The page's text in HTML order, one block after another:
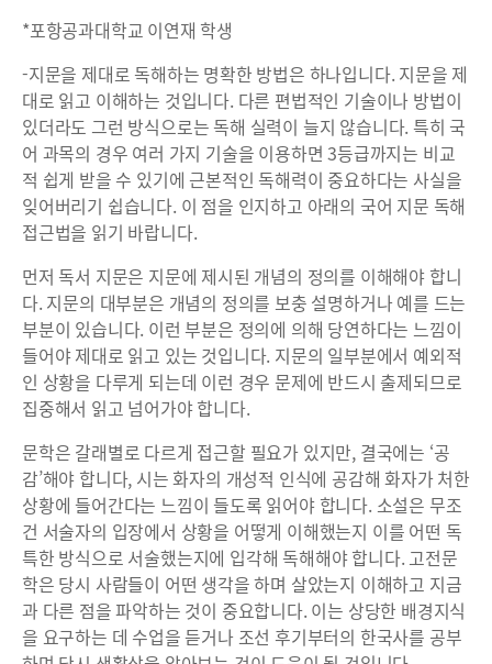
*포항공과대학교 이연재 학생
-지문을 제대로 독해하는 명확한 방법은 하나입니다. 지문을 제
대로 읽고 이해하는 것입니다. 다른 편법적인 기술이나 방법이
있더라도 그런 방식으로는 독해 실력이 늘지 않습니다. 특히 국
어 과목의 경우 여러 가지 기술을 이용하면 3등급까지는 비교
적 쉽게 받을 수 있기에 근본적인 독해력이 중요하다는 사실을
잊어버리기 쉽습니다. 이 점을 인지하고 아래의 국어 지문 독해
접근법을 읽기 바랍니다.
먼저 독서 지문은 지문에 제시된 개념의 정의를 이해해야 합니
다. 지문의 대부분은 개념의 정의를 보충 설명하거나 예를 드는
부분이 있습니다. 이런 부분은 정의에 의해 당연하다는 느낌이
들어야 제대로 읽고 있는 것입니다. 지문의 일부분에서 예외적
인 상황을 다루게 되는데 이런 경우 문제에 반드시 출제되므로
집중해서 읽고 넘어가야 합니다.
문학은 갈래별로 다르게 접근할 필요가 있지만, 결국에는 ‘공
감’해야 합니다, 시는 화자의 개성적 인식에 공감해 화자가 처한
상황에 들어간다는 느낌이 들도록 읽어야 합니다. 소설은 무조
건 서술자의 입장에서 상황을 어떻게 이해했는지 이를 어떤 독
특한 방식으로 서술했는지에 입각해 독해해야 합니다. 고전문
학은 당시 사람들이 어떤 생각을 하며 살았는지 이해하고 지금
과 다른 점을 파악하는 것이 중요합니다. 이는 상당한 배경지식
을 요구하는 데 수업을 듣거나 조선 후기부터의 한국사를 공부